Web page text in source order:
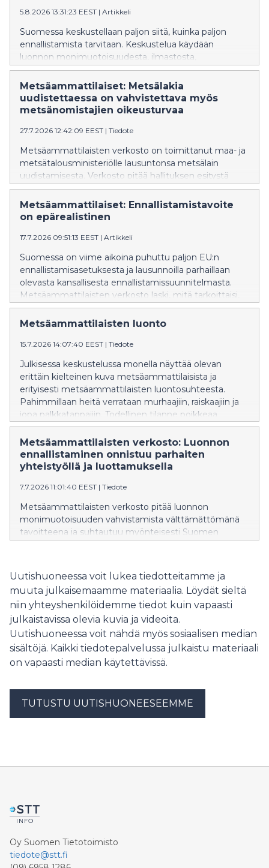
5.8.2026 13:31:23 EEST | Artikkeli
Suomessa keskustellaan paljon siitä, kuinka paljon
ennallistamista tarvitaan. Keskustelua käydään
luonnon monimuotoisuudesta, ilmastosta,
kustannuksista ja tavoitteista. Yksi kysymys jää
kuitenkin yllättävän vähälle huomiolle: Kuka tekee
ennallistamistyöt?
Metsäammattilaiset: Metsälakia
uudistettaessa on vahvistettava myös
metsänomistajien oikeusturvaa
27.7.2026 12:42:09 EEST | Tiedote
Metsäammattilaisten verkosto on toimittanut maa- ja
metsätalousministeriölle lausuntonsa metsälain
uudistamisesta. Verkosto pitää hallituksen esitystä
pääosin onnistuneena, mutta katsoo, että
lakiuudistuksessa on samalla vahvistettava
metsänomistajien ja metsäammattilaisten
Metsäammattilaisten mukaan suomalaiset metsät
ovat ilmaston, luonnon ja hyvinvoinnin ratkaisu – mutta
vain silloin, kun niitä voidaan hoitaa pitkäjänteisesti
tutkimukseen perustuen ja omaisuudensuojaa
kunnioittaen.
Metsäammattilaiset: Ennallistamistavoite
on epärealistinen
17.7.2026 09:51:13 EEST | Artikkeli
Suomessa on viime aikoina puhuttu paljon EU:n
ennallistamisasetuksesta ja lausunnoilla parhaillaan
olevasta kansallisesta ennallistamissuunnitelmasta.
Metsäammattilaisten verkosto laski, mitä tarkoittaisi,
että kolmasosa Suomesta voitaisiin ennallistaa vuoden
2030 loppuun mennessä. Laskelma paljastaa
mahdottomuuden.
Metsäammattilaisten luonto
15.7.2026 14:07:40 EEST | Tiedote
Julkisessa keskustelussa monella näyttää olevan
erittäin kielteinen kuva metsäammattilaisista ja
erityisesti metsäammattilaisten luontosuhteesta.
Pahimmillaan heitä verrataan murhaajiin, raiskaajiin ja
jopa palkkatappajiin. Todellinen tilanne poikkeaa
tutkitusti vahvasti näistä näkemyksistä.
Metsäammattilaisille luonto on syy hakeutua alalle ja
luontoa vaalitaan talousmetsissä tunteella ja osana
identiteettiä.
Metsäammattilaisten verkosto: Luonnon
ennallistaminen onnistuu parhaiten
yhteistyöllä ja luottamuksella
7.7.2026 11:01:40 EEST | Tiedote
Metsäammattilaisten verkosto pitää luonnon
monimuotoisuuden vahvistamista välttämättömänä
tavoitteena ja suhtautuu myönteisesti Suomen
metsätalousministeriölle antaman lausunnon mukaan
Suomella on erinomaiset mahdollisuudet onnistua
ennallistamisessa, kun ratkaisut perustuvat
tutkimukseen, yhteistyöhön ja maanomistajien
luottamukseen.
Uutishuoneessa voit lukea tiedotteitamme ja
muuta julkaisemaamme materiaalia. Löydät sieltä
niin yhteyshenkilöidemme tiedot kuin vapaasti
julkaistavissa olevia kuvia ja videoita.
Uutishuoneessa voit nähdä myös sosiaalisen median
sisältöjä. Kaikki tiedotepalvelussa julkaistu materiaali
on vapaasti median käytettävissä.
TUTUSTU UUTISHUONEESEEMME
Oy Suomen Tietotoimisto
tiedote@stt.fi